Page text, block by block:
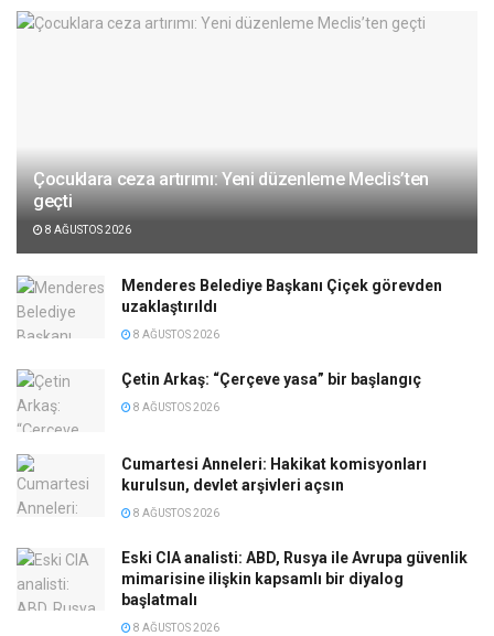
Çocuklara ceza artırımı: Yeni düzenleme Meclis’ten
geçti
8 AĞUSTOS 2026
Menderes Belediye Başkanı Çiçek görevden
uzaklaştırıldı
8 AĞUSTOS 2026
Çetin Arkaş: “Çerçeve yasa” bir başlangıç
8 AĞUSTOS 2026
Cumartesi Anneleri: Hakikat komisyonları
kurulsun, devlet arşivleri açsın
8 AĞUSTOS 2026
Eski CIA analisti: ABD, Rusya ile Avrupa güvenlik
mimarisine ilişkin kapsamlı bir diyalog
başlatmalı
8 AĞUSTOS 2026